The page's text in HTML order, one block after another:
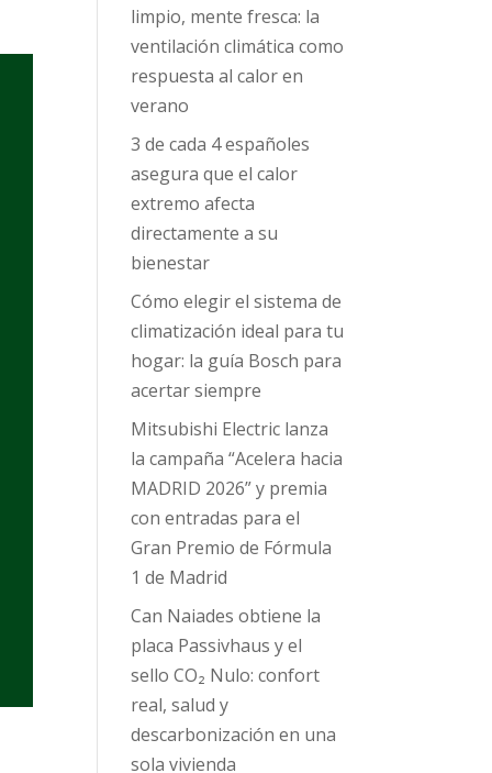
limpio, mente fresca: la
ventilación climática como
respuesta al calor en
verano
3 de cada 4 españoles
asegura que el calor
extremo afecta
directamente a su
bienestar
Cómo elegir el sistema de
climatización ideal para tu
hogar: la guía Bosch para
acertar siempre
Mitsubishi Electric lanza
la campaña “Acelera hacia
MADRID 2026” y premia
con entradas para el
Gran Premio de Fórmula
1 de Madrid
Can Naiades obtiene la
placa Passivhaus y el
sello CO₂ Nulo: confort
real, salud y
descarbonización en una
sola vivienda